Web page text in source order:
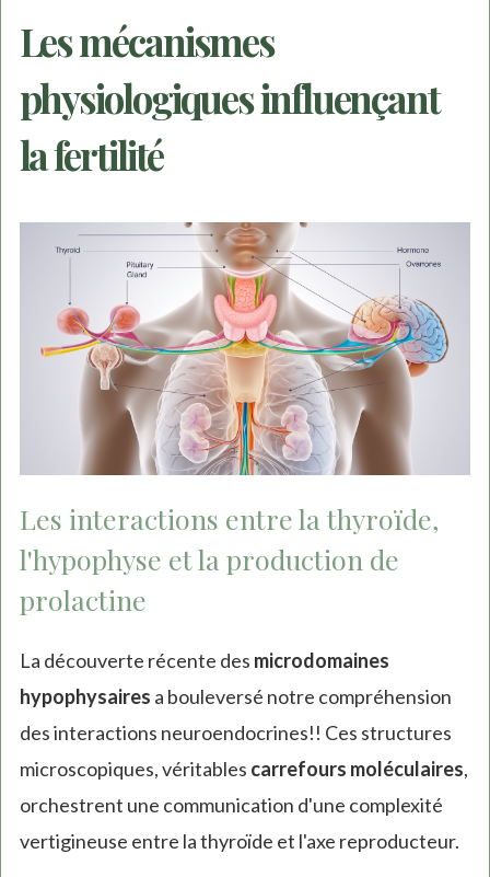
Les mécanismes
physiologiques influençant
la fertilité
Les interactions entre la thyroïde,
l'hypophyse et la production de
prolactine
La découverte récente des microdomaines
hypophysaires a bouleversé notre compréhension
des interactions neuroendocrines!! Ces structures
microscopiques, véritables carrefours moléculaires,
orchestrent une communication d'une complexité
vertigineuse entre la thyroïde et l'axe reproducteur.